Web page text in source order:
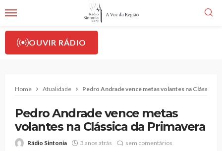
OUVIR RÁDIO
Home Atualidade Pedro Andrade vence metas volantes na Clássica
Pedro Andrade vence metas
volantes na Clássica da Primavera
Rádio Sintonia 3 anos atrás sem comentários